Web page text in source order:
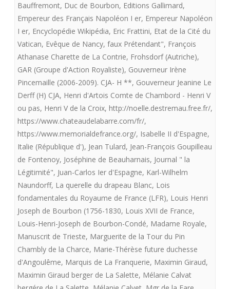
Bauffremont, Duc de Bourbon, Editions Gallimard,
Empereur des Français Napoléon I er, Empereur Napoléon
I er, Encyclopédie Wikipédia, Eric Frattini, Etat de la Cité du
Vatican, Evêque de Nancy, faux Prétendant", François
Athanase Charette de La Contrie, Frohsdorf (Autriche),
GAR (Groupe d'Action Royaliste), Gouverneur Irène
Pincemaille (2006-2009). CJA- H **, Gouverneur Jeanine Le
Derff (H) CJA, Henri d'Artois Comte de Chambord - Henri V
ou pas, Henri V de la Croix, http://noelle.destremau.free.fr/,
https://www.chateaudelabarre.com/fr/,
https://www.memorialdefrance.org/, Isabelle II d'Espagne,
Italie (République d'), Jean Tulard, Jean-François Goupilleau
de Fontenoy, Joséphine de Beauharnais, Journal " la
Légitimité", Juan-Carlos Ier d'Espagne, Karl-Wilhelm
Naundorff, La querelle du drapeau Blanc, Lois
fondamentales du Royaume de France (LFR), Louis Henri
Joseph de Bourbon (1756-1830, Louis XVII de France,
Louis-Henri-Joseph de Bourbon-Condé, Madame Royale,
Manuscrit de Trieste, Marguerite de la Tour du Pin
Chambly de la Charce, Marie-Thérèse future duchesse
d'Angoulême, Marquis de La Franquerie, Maximin Giraud,
Maximin Giraud berger de La Salette, Mélanie Calvat